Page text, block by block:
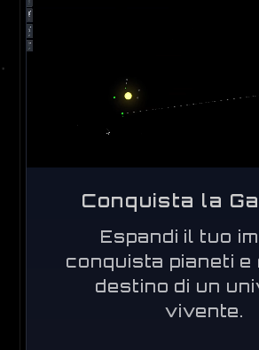
Conquista la
Espandi il tuo
conquista pianeti
destino di un
vivente.